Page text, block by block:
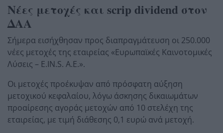
Νέες μετοχές και scrip dividend στον
ΔΑΑ
Σήμερα εισήχθησαν προς διαπραγμάτευση οι 250.000
νέες μετοχές της εταιρείας «Ευρωπαϊκές Καινοτομικές
Λύσεις – E.IN.S. Α.Ε.».
Οι μετοχές προέκυψαν από πρόσφατη αύξηση
μετοχικού κεφαλαίου, λόγω άσκησης δικαιωμάτων
προαίρεσης αγοράς μετοχών από 10 στελέχη της
εταιρείας, με τιμή διάθεσης 0,1 ευρώ ανά μετοχή.